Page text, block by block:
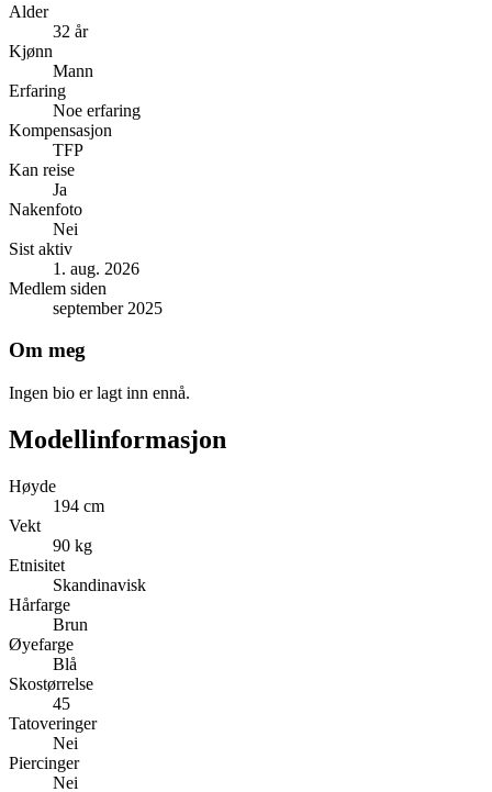
Alder
32 år
Kjønn
Mann
Erfaring
Noe erfaring
Kompensasjon
TFP
Kan reise
Ja
Nakenfoto
Nei
Sist aktiv
1. aug. 2026
Medlem siden
september 2025
Om meg
Ingen bio er lagt inn ennå.
Modellinformasjon
Høyde
194 cm
Vekt
90 kg
Etnisitet
Skandinavisk
Hårfarge
Brun
Øyefarge
Blå
Skostørrelse
45
Tatoveringer
Nei
Piercinger
Nei